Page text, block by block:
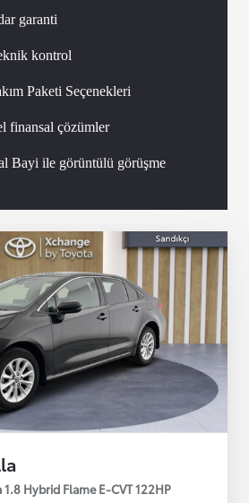
garanti
kontrol
Paketi Seçenekleri
finansal çözümler
Bayi ile görüntülü görüşme
Hybrid Flame E-CVT 122HP